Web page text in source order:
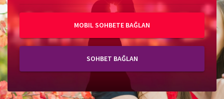
MOBIL SOHBETE BAĞLAN
SOHBET BAĞLAN